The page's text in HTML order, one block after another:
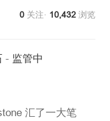
0 关注· 10,432 浏览
- 监管中
汇了一大笔